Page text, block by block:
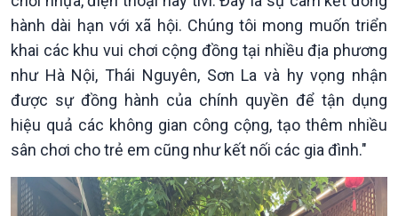
Tin Chính trị
Chính phủ với người dân
Quốc hội với cử tri
Xây dựng đảng
Đảng trong cuộc sống
Nhận diện sự thật
Pháp luật và đời sống
Tin thế giới
Vấn đề quốc tế
Hồ sơ sự kiện quốc tế
Thế giới & Việt Nam
Biên cương - Một dải vững
hành dài hạn với xã hội. Chúng tôi mong muốn triển
khai các khu vui chơi cộng đồng tại nhiều địa phương
như Hà Nội, Thái Nguyên, Sơn La và hy vọng nhận
được sự đồng hành của chính quyền để tận dụng
hiệu quả các không gian công cộng, tạo thêm nhiều
sân chơi cho trẻ em cũng như kết nối các gia đình."